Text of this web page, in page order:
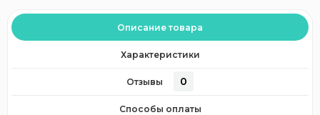
Описание товара
Характеристики
Отзывы 0
Способы оплаты